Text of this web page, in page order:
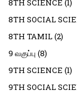
8TH SCIENCE (1)
8TH SOCIAL
8TH TAMIL(2)
9 வகுப்பு (8)
9TH SCIENCE (1)
9TH SOCIAL